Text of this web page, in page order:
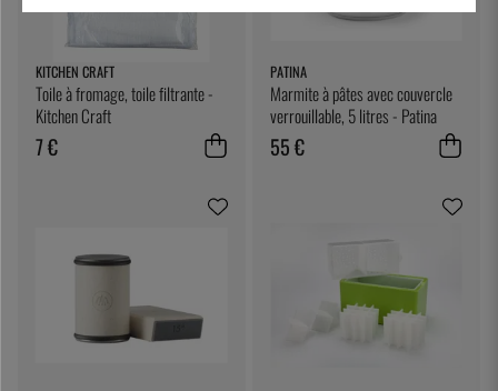
KITCHEN CRAFT
Toile à fromage, toile filtrante -
Kitchen Craft
7 €
PATINA
Marmite à pâtes avec couvercle
verrouillable, 5 litres - Patina
55 €